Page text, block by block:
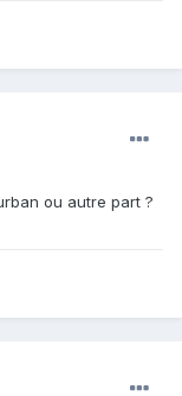
ou autre part ?